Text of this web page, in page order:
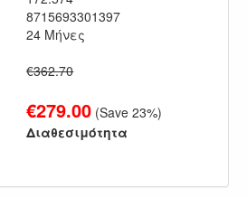
8715693301397
24 Μήνες
€362.70
€279.00 (Save23%)
Διαθεσιμότητα